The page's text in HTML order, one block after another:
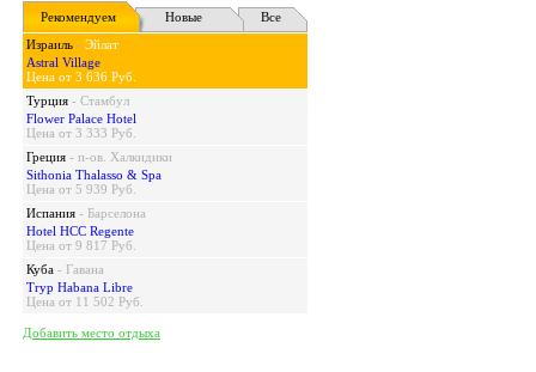
Рекомендуем
Новые
Все
Израиль - Эйлат
Astral Village
Цена от 3 636 Руб.
Турция - Стамбул
Flower Palace Hotel
Цена от 3 333 Руб.
Греция - п-ов. Халкидики
Sithonia Thalasso & Spa
Цена от 5 939 Руб.
Испания - Барселона
Hotel HCC Regente
Цена от 9 817 Руб.
Куба - Гавана
Tryp Habana Libre
Цена от 11 502 Руб.
Добавить место отдыха